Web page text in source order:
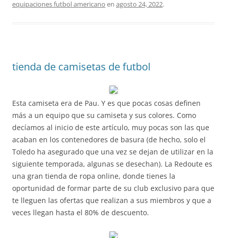
equipaciones futbol americano en agosto 24, 2022.
tienda de camisetas de futbol
Esta camiseta era de Pau. Y es que pocas cosas definen
más a un equipo que su camiseta y sus colores. Como
decíamos al inicio de este artículo, muy pocas son las que
acaban en los contenedores de basura (de hecho, solo el
Toledo ha asegurado que una vez se dejan de utilizar en la
siguiente temporada, algunas se desechan). La Redoute es
una gran tienda de ropa online, donde tienes la
oportunidad de formar parte de su club exclusivo para que
te lleguen las ofertas que realizan a sus miembros y que a
veces llegan hasta el 80% de descuento.